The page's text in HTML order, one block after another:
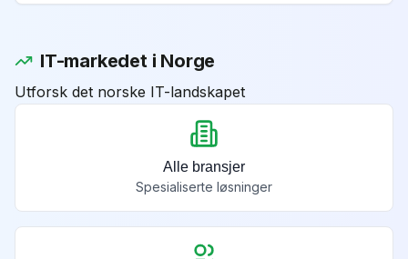
IT-markedet i Norge
Utforsk det norske IT-landskapet
Alle bransjer
Spesialiserte løsninger